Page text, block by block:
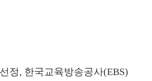
정, 한국교육방송공사(EBS)